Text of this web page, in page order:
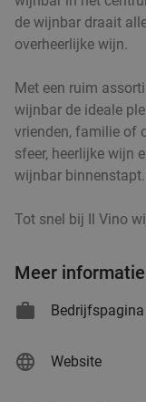
de wijnbar draait
overheerlijke wijn.
Met een ruim
wijnbar de ideale
vrienden, familie of
sfeer, heerlijke wijn
wijnbar
Tot snel bij Il Vino
Meer informatie
Bedrijfspagina
Website